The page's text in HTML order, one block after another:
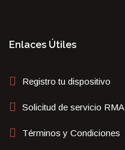
Enlaces Útiles
Registro tu dispositivo
Solicitud de servicio RMA
Términos y Condiciones